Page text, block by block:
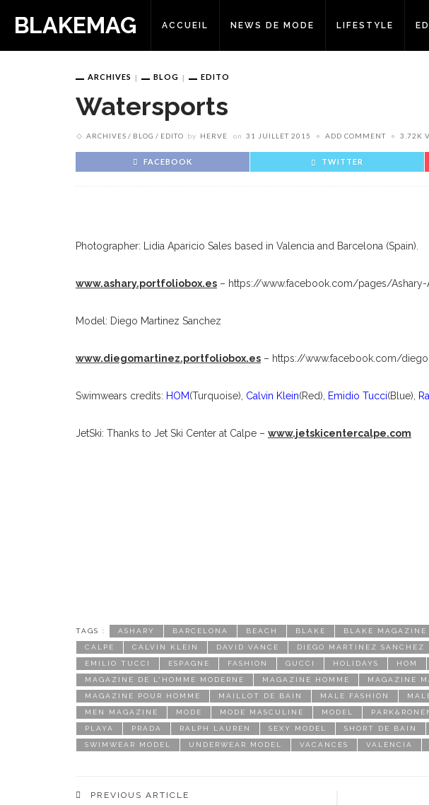
BLAKEMAG ACCUEIL NEWS DE MODE LIFESTYLE
ARCHIVES BLOG EDITO
Watersports
ARCHIVES BLOG EDITO by HERVE on 31 JUILLET 2015 ADD COMMENT 3.72K
FACEBOOK TWITTER
Photographer: Lidia Aparicio Sales based in Valencia and Barcelona (Spain).
www.ashary.portfoliobox.es – https://www.facebook.com/pages/Ashary-
Model: Diego Martinez Sanchez
www.diegomartinez.portfoliobox.es – https://www.facebook.com/
Swimwears credits: HOM(Turquoise), Calvin Klein(Red), Emidio Tucci(Blue),
JetSki: Thanks to Jet Ski Center at Calpe – www.jetskicentercalpe.com
TAGS : ASHARY BARCELONA BEACH BLAKE BLAKE MAGAZINE
CALPE CALVIN KLEIN DAVID VANCE DIEGO MARTINEZ SANCHEZ
EMILIO TUCCI ESPAGNE FASHION GUCCI HOLIDAYS HOM
MAGAZINE DE L'HOMME MODERNE MAGAZINE HOMME MAGAZINE
MAGAZINE POUR HOMME MAILLOT DE BAIN MALE FASHION
MEN MAGAZINE MODE MODE MASCULINE MODEL
PLAYA PRADA RALPH LAUREN SEXY MODEL SHORT DE BAIN
SWIMWEAR MODEL UNDERWEAR MODEL VACANCES VALENCIA
PREVIOUS ARTICLE